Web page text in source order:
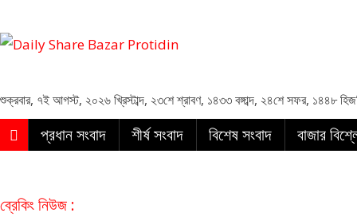
শুক্রবার, ৭ই আগস্ট, ২০২৬ খ্রিস্টাব্দ, ২৩শে শ্রাবণ, ১৪৩৩ বঙ্গাব্দ, ২৪শে সফর, ১৪৪৮
প্রধান সংবাদ শীর্ষ সংবাদ বিশেষ সংবাদ বাজার
ব্রেকিং নিউজ :